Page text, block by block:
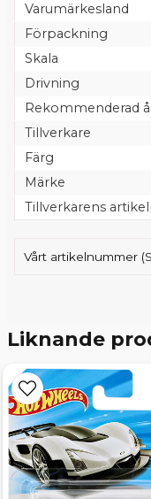
Varumärkesland
Förpackning
Skala
Drivning
Rekommenderad
Tillverkare
Färg
Märke
Tillverkarens
Vårt artikelnummer
Liknande